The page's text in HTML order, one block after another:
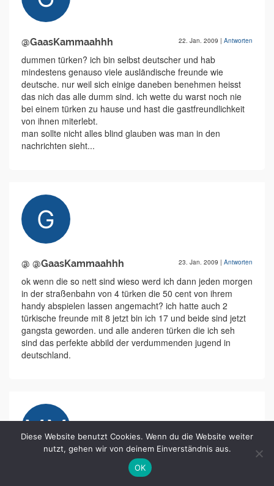
@GaasKammaahhh 22. Jan. 2009 | Antworten
dummen türken? ich bin selbst deutscher und hab
mindestens genauso viele ausländische freunde wie
deutsche. nur weil sich einige daneben benehmen heisst
das nich das alle dumm sind. ich wette du warst noch nie
bei einem türken zu hause und hast die gastfreundlichkeit
von ihnen miterlebt.
man sollte nicht alles blind glauben was man in den
nachrichten sieht...
@ @GaasKammaahhh 23. Jan. 2009 | Antworten
ok wenn die so nett sind wieso werd ich dann jeden morgen
in der straßenbahn von 4 türken die 50 cent von ihrem
handy abspielen lassen angemacht? ich hatte auch 2
türkische freunde mit 8 jetzt bin ich 17 und beide sind jetzt
gangsta geworden. und alle anderen türken die ich seh
sind das perfekte abbild der verdummenden jugend in
deutschland.
muss man dazu noch w
Diese Website benutzt Cookies. Wenn du die Website weiter
nutzt, gehen wir von deinem Einverständnis aus.
OK